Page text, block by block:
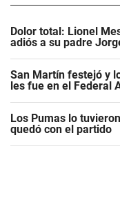
Dolor total: Lionel
adiós a su padre
San Martín festejó y
les fue en el Federal
Los Pumas lo
quedó con el partido